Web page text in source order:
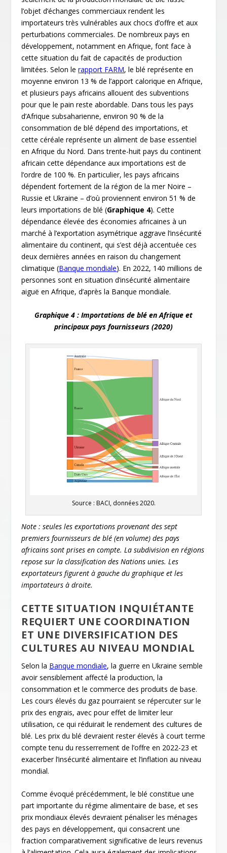
l’objet d’échanges commerciaux rendent les
importateurs très vulnérables aux chocs d’offre et aux
perturbations commerciales. De nombreux pays en
développement, notamment en Afrique, font face à
cette situation du fait de capacités de production
limitées. Selon lerapport FARM, le blé représente en
moyenne environ 13 % de l’apport calorique en Afrique,
et plusieurs pays africains allouent des subventions
pour que le pain reste abordable. Dans tous les pays
d’Afrique subsaharienne, environ 90 % de la
consommation de blé dépend des importations, et
cette céréale représente un aliment de base essentiel
en Afrique du Nord. Dans trente-huit pays du continent
africain cette dépendance aux importations est de
l’ordre de 100 %. En particulier, les pays africains
dépendent fortement de la région de la mer Noire –
Russie et Ukraine – d’où proviennent environ 51 % de
leurs importations de blé (Graphique 4). Cette
dépendance élevée des économies africaines à un
marché à l’exportation asymétrique aggrave l’insécurité
alimentaire du continent, qui s’est déjà accentuée ces
deux dernières années en raison du changement
climatique (Banque mondiale). En 2022, 140 millions de
personnes sont en situation d’insécurité alimentaire
aiguë en Afrique, d’après la Banque mondiale.
Graphique 4 : Importations de blé en Afrique et
principaux pays fournisseurs (2020)
Source : BACI, données 2020.
Note : seules les exportations provenant des sept
premiers fournisseurs de blé (en volume) des pays
africains sont prises en compte. La subdivision en régions
repose sur la classification des Nations unies. Les
exportateurs figurent à gauche du graphique et les
importateurs à droite.
CETTE SITUATION INQUIÉTANTE
REQUIERT UNE COORDINATION
ET UNE DIVERSIFICATION DES
CULTURES AU NIVEAU MONDIAL
Selon la Banque mondiale, la guerre en Ukraine semble
avoir sensiblement affecté la production, la
consommation et le commerce des produits de base.
Les cours élevés du gaz pourraient se répercuter sur le
prix des engrais, avec pour effet de limiter leur
utilisation, ce qui réduirait le rendement des cultures de
blé. Les prix du blé devraient rester élevés à court terme
compte tenu du resserrement de l’offre en 2022-23 et
exacerber l’insécurité alimentaire et l’inflation au niveau
mondial.
Comme évoqué précédemment, le blé constitue une
part importante du régime alimentaire de base, et ses
prix mondiaux élevés devraient pénaliser les ménages
des pays en développement, qui consacrent une
fraction comparativement significative de leurs revenus